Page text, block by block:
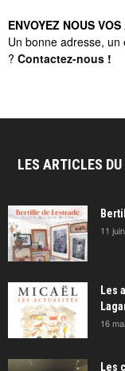
ENVOYEZ NOUS
Un bonne adresse,
? Contactez-nous !
LES ARTICLES
11
Les
16
Les